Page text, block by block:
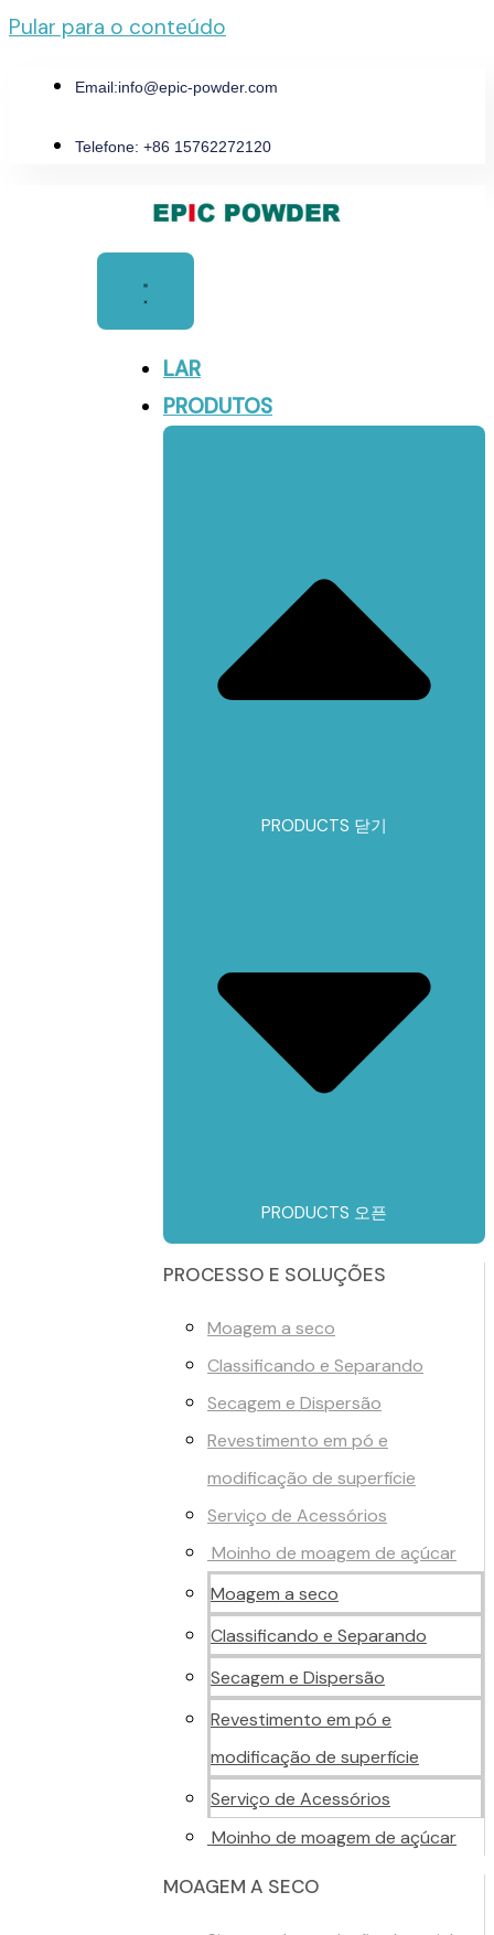
Pular para o conteúdo
Email:info@epic-powder.com
Telefone: +86 15762272120
LAR
PRODUTOS
PRODUCTS 닫기
PRODUCTS 오픈
PROCESSO E SOLUÇÕES
Moagem a seco
Classificando e Separando
Secagem e Dispersão
Revestimento em pó e
modificação de superfície
Serviço de Acessórios
Moinho de moagem de açúcar
Moagem a seco
Classificando e Separando
Secagem e Dispersão
Revestimento em pó e
modificação de superfície
Serviço de Acessórios
Moinho de moagem de açúcar
MOAGEM A SECO